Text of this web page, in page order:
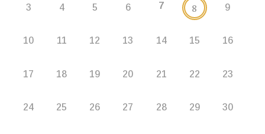
3 4 5 6 7 8 9
10 11 12 13 14 15 16
17 18 19 20 21 22 23
24 25 26 27 28 29 30